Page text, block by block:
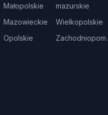
Małopolskie
Mazowieckie
Opolskie
mazurskie
Wielkopolskie
Zachodniopom.